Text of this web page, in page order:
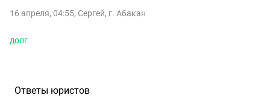
16 апреля, 04:55, Сергей, г. Абакан
долг
Ответы юристов